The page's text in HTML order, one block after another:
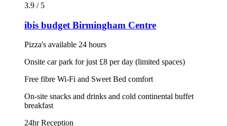
3.9 / 5
ibis budget Birmingham Centre
Pizza's available 24 hours
Onsite car park for just £8 per day (limited spaces)
Free fibre Wi-Fi and Sweet Bed comfort
On-site snacks and drinks and cold continental buffet
breakfast
24hr Reception